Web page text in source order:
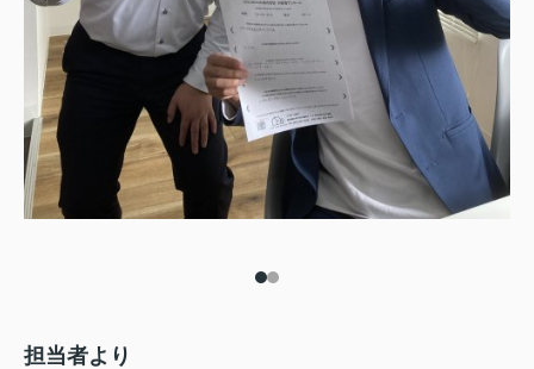
担当者より